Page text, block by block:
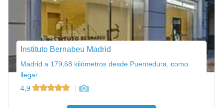
Instituto Bernabeu Madrid
Madrid a 179,68 kilómetros desde Puentedura, como
llegar
4,9